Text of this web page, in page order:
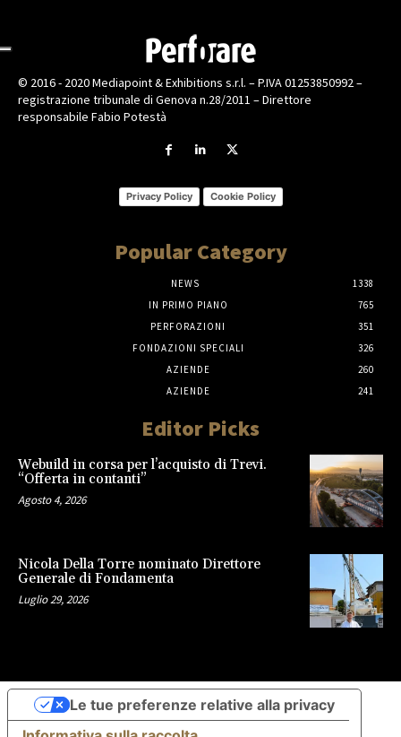
© 2016 - 2020 Mediapoint & Exhibitions s.r.l. – P.IVA 01253850992 –
registrazione tribunale di Genova n.28/2011 – Direttore
responsabile Fabio Potestà
Privacy Policy Cookie Policy
Popular Category
NEWS
1338
IN PRIMO PIANO
765
PERFORAZIONI
351
FONDAZIONI SPECIALI
326
AZIENDE
260
AZIENDE
241
Editor Picks
Webuild in corsa per l’acquisto di Trevi.
“Offerta in contanti”
Agosto 4, 2026
Nicola Della Torre nominato Direttore
Generale di Fondamenta
Luglio 29, 2026
Le tue preferenze relative alla privacy